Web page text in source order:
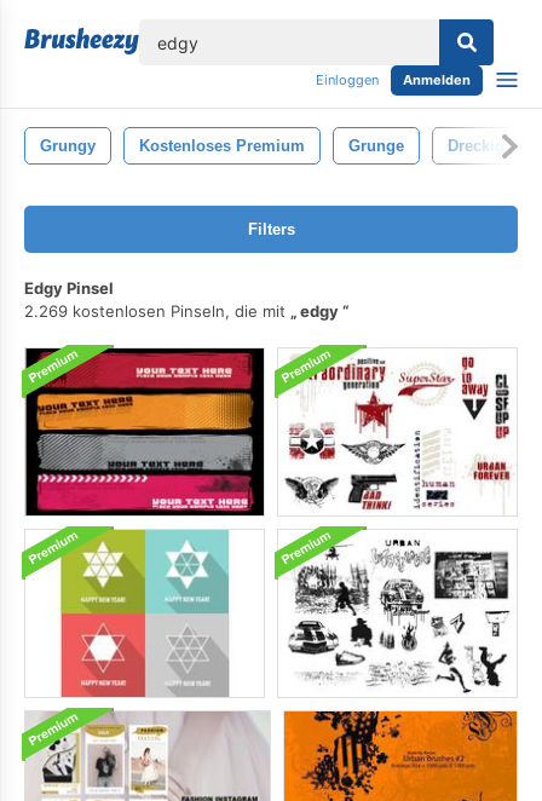
Einloggen Anmelden
Grungy Kostenloses Premium Grunge Dreckig
Filters
Edgy Pinsel
2.269 kostenlosen Pinseln, die mit
edgy